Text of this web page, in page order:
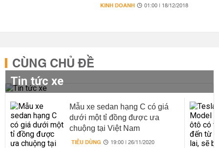
KINH DOANH 01:00 | 18/12/2018
CÙNG CHỦ ĐỀ
Tin tức xe
Mẫu xe sedan hạng C có giá
dưới một tỉ đồng được ưa
chuộng tại Việt Nam
TIÊU DÙNG 19:00 | 26/11/2020